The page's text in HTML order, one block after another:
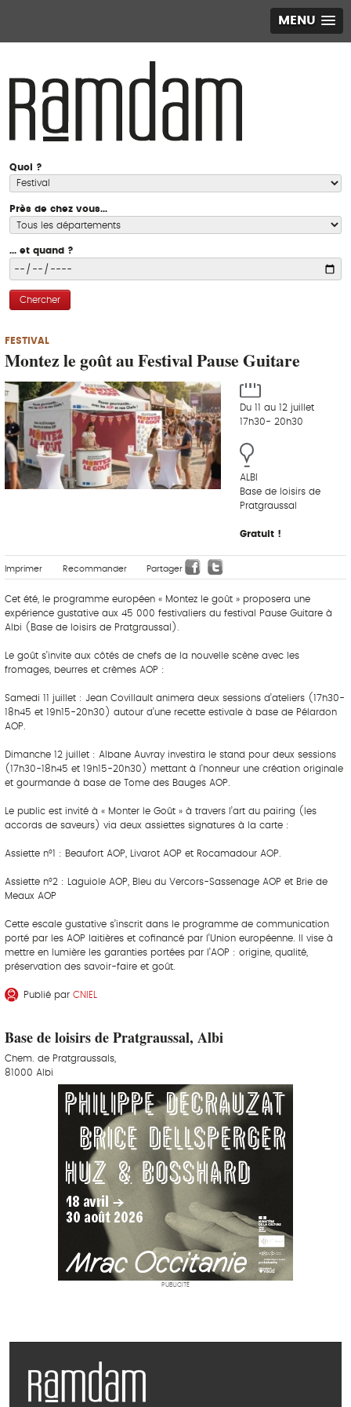
MENU
Quoi ?
Près de chez vous...
... et quand ?
Chercher
FESTIVAL
Montez le goût au Festival Pause Guitare
Du 11 au 12 juillet
17h30- 20h30
ALBI
Base de loisirs de
Pratgraussal
Gratuit !
Imprimer Recommander Partager
Cet été, le programme européen « Montez le goût » proposera une
expérience gustative aux 45 000 festivaliers du festival Pause Guitare à
Albi (Base de loisirs de Pratgraussal).
Le goût s’invite aux côtés de chefs de la nouvelle scène avec les
fromages, beurres et crèmes AOP :
Samedi 11 juillet : Jean Covillault animera deux sessions d’ateliers (17h30-
18h45 et 19h15-20h30) autour d’une recette estivale à base de Pélardon
AOP.
Dimanche 12 juillet : Albane Auvray investira le stand pour deux sessions
(17h30-18h45 et 19h15-20h30) mettant à l’honneur une création originale
et gourmande à base de Tome des Bauges AOP.
Le public est invité à « Monter le Goût » à travers l’art du pairing (les
accords de saveurs) via deux assiettes signatures à la carte :
Assiette n°1 : Beaufort AOP, Livarot AOP et Rocamadour AOP.
Assiette n°2 : Laguiole AOP, Bleu du Vercors-Sassenage AOP et Brie de
Meaux AOP
Cette escale gustative s’inscrit dans le programme de communication
porté par les AOP laitières et cofinancé par l’Union européenne. Il vise à
mettre en lumière les garanties portées par l’AOP : origine, qualité,
préservation des savoir-faire et goût.
Publié par CNIEL
Base de loisirs de Pratgraussal, Albi
Chem. de Pratgraussals,
81000 Albi
PUBLICITÉ